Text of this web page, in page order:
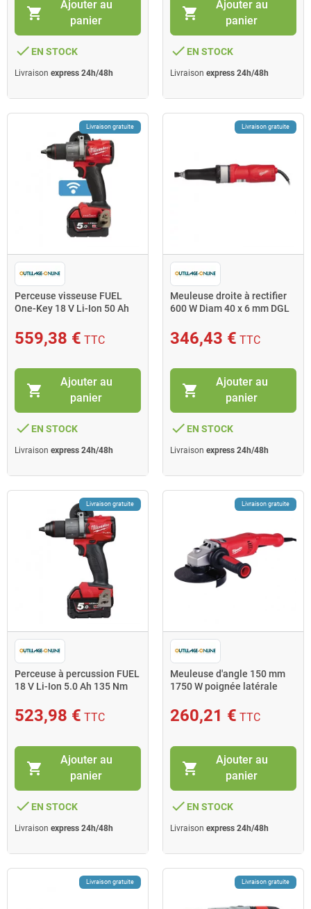
shopping_cart
Ajouter au
panier
done EN STOCK
Livraison express 24h/48h
shopping_cart
Ajouter au
panier
done EN STOCK
Livraison express 24h/48h
Livraison gratuite
Perceuse visseuse FUEL
One-Key 18 V Li-Ion 50 Ah
Milwaukee
559,38 € TTC
shopping_cart
Ajouter au
panier
done EN STOCK
Livraison express 24h/48h
Livraison gratuite
Meuleuse droite à rectifier
600 W Diam 40 x 6 mm DGL
346,43 € TTC
shopping_cart
Ajouter au
panier
done EN STOCK
Livraison express 24h/48h
Livraison gratuite
Perceuse à percussion FUEL
18 V Li-Ion 5.0 Ah 135 Nm
523,98 € TTC
shopping_cart
Ajouter au
panier
done EN STOCK
Livraison express 24h/48h
Livraison gratuite
Meuleuse d'angle 150 mm
1750 W poignée latérale
260,21 € TTC
shopping_cart
Ajouter au
panier
done EN STOCK
Livraison express 24h/48h
Livraison gratuite Livraison gratuite